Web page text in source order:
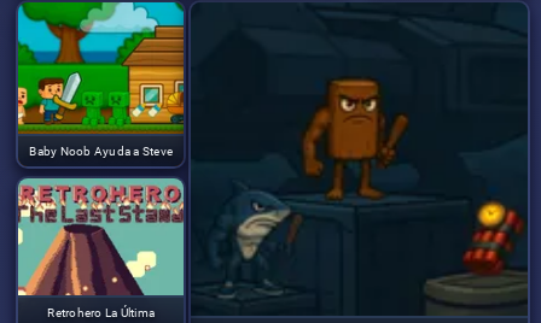
Baby Noob Ayuda a Steve
Retrohero La Última